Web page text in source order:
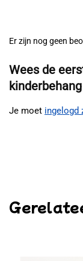
Er zijn nog geen
Wees de
Je moet ingelogd